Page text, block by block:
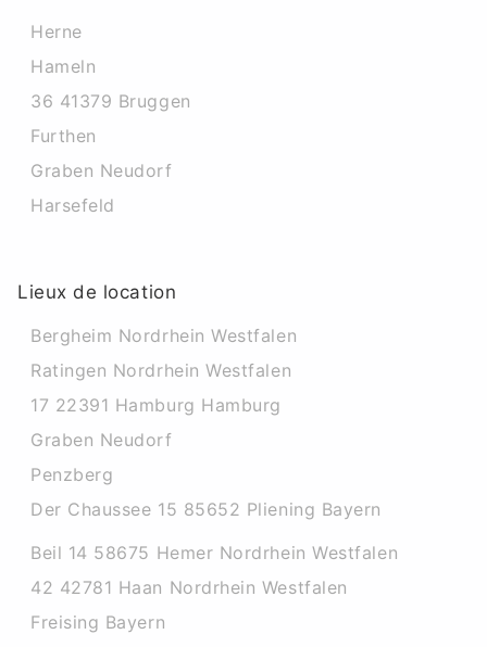
Herne
Hameln
36 41379 Bruggen
Furthen
Graben Neudorf
Harsefeld
Lieux de location
Bergheim Nordrhein Westfalen
Ratingen Nordrhein Westfalen
17 22391 Hamburg Hamburg
Graben Neudorf
Penzberg
Der Chaussee 15 85652 Pliening Bayern
Beil 14 58675 Hemer Nordrhein Westfalen
42 42781 Haan Nordrhein Westfalen
Freising Bayern